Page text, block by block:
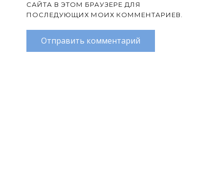
САЙТА В ЭТОМ БРАУЗЕРЕ ДЛЯ
ПОСЛЕДУЮЩИХ МОИХ КОММЕНТАРИЕВ.
Отправить комментарий